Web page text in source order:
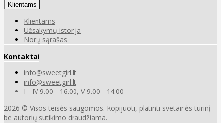
Klientams
Klientams
Užsakymų istorija
Norų sąrašas
Kontaktai
info@sweetgirl.lt
info@sweetgirl.lt
I - IV 9.00 - 16.00, V 9.00 - 14.00
2026 © Visos teisės saugomos. Kopijuoti, platinti svetainės turinį
be autorių sutikimo draudžiama.